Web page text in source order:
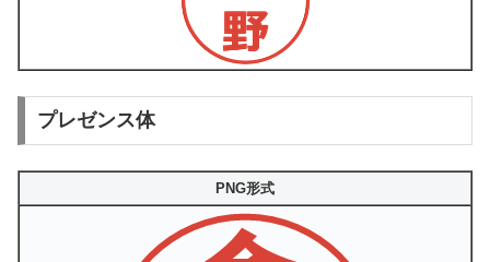
プレゼンス体
PNG形式